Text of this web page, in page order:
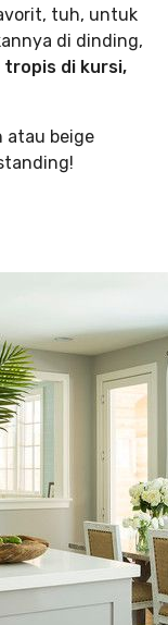
tuh, untuk
di dinding,
di kursi,
atau beige